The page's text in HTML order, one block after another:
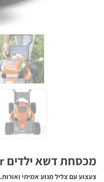
מכסחת דשא ילדים Toy Mower
צעצוע עם צליל מנוע אמיתי ואורות.